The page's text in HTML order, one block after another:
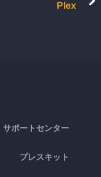
Plex
サポートセンター
プレスキット